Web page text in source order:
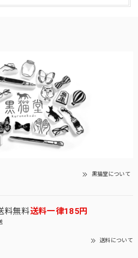
黒猫堂について
料無料送料一律185円
送料について